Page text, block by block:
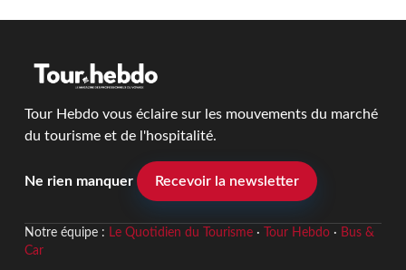
Tour Hebdo vous éclaire sur les mouvements du marché
du tourisme et de l'hospitalité.
Ne rien manquer Recevoir la newsletter
Notre équipe : Le Quotidien du Tourisme· Tour Hebdo· Bus &
Car